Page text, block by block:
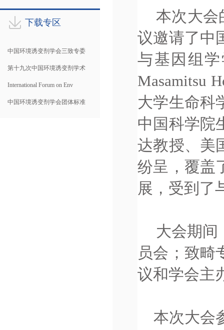
下载专区
中国环境诱变剂学会三致专委
第十九次中国环境诱变剂学术
International Forum on Env
中国环境诱变剂学会团体标准
本次大会
议邀请了中
与基因组
Masamitsu
大学生命科
中国科学院
达教授、美
纷呈，覆盖
展，受到了
大会期间
员会；致畸
议和学会主
本次大会